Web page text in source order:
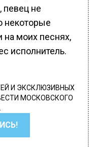
не
некоторые
моих песнях,
исполнитель.
И ЭКСКЛЮЗИВНЫХ
МОСКОВСКОГО